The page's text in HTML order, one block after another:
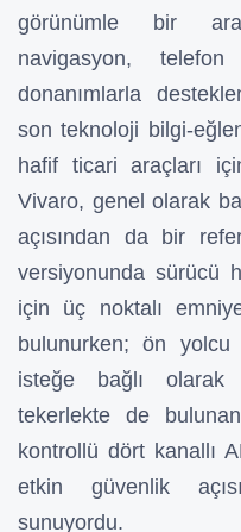
görünümle bir
navigasyon,
donanımlarla
son teknoloji bilgi-
hafif ticari araçları
Vivaro, genel olarak
açısından da bir
versiyonunda sürücü
için üç noktalı
bulunurken; ön
isteğe bağlı olarak
tekerlekte de
kontrollü dört kanallı
etkin güvenlik
sunuyordu.